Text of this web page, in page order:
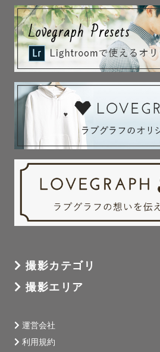
📷 笑いたいのにぎこちなくなる方へ
📷 笑顔なのに心が映らない方へ
私がまず笑顔でいることで、
実際のお声では、
「自然体でいられた」
「元気と幸せをもらえた」
といただきました。
私の原動力です。
撮影が本業のため、
⚠️スケジュールが×や△の日でも
対応できる場合がございます。
撮影カテゴリ
撮影エリア
運営会社
利用規約